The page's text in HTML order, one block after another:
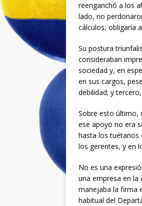
reenganchó a los
lado, no
cálculos, obligaría
Su postura
consideraban
sociedad y, en
en sus cargos,
debilidad; y
Sobre esto último,
ese apoyo no era
hasta los tuétanos
los gerentes, y en
No es una
una empresa en la
manejaba la firma
habitual del